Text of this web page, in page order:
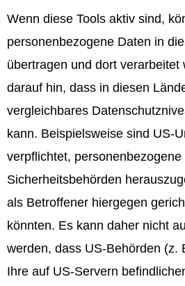
Wenn diese Tools aktiv sind,
personenbezogene Daten in
übertragen und dort verarbeitet
darauf hin, dass in diesen
vergleichbares
kann. Beispielsweise sind US-
verpflichtet, personenbezogene
Sicherheitsbehörden
als Betroffener hiergegen
könnten. Es kann daher nicht
werden, dass US-Behörden (z.
Ihre auf US-Servern